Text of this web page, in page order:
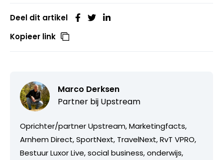
Deel dit artikel
Kopieer link
Marco Derksen
Partner bij Upstream
Oprichter/partner Upstream, Marketingfacts,
Arnhem Direct, SportNext, TravelNext, RvT VPRO,
Bestuur Luxor Live, social business, onderwijs,